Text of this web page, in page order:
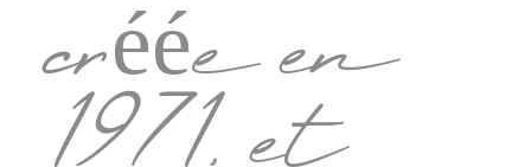
créée en